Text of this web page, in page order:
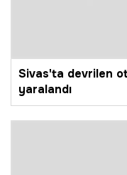
Sivas'ta devrilen
yaralandı